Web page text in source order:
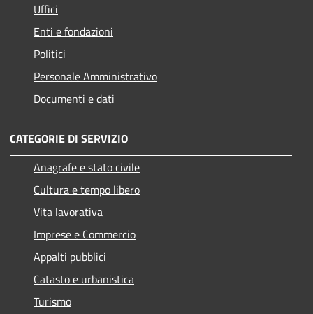
Uffici
Enti e fondazioni
Politici
Personale Amministrativo
Documenti e dati
CATEGORIE DI SERVIZIO
Anagrafe e stato civile
Cultura e tempo libero
Vita lavorativa
Imprese e Commercio
Appalti pubblici
Catasto e urbanistica
Turismo